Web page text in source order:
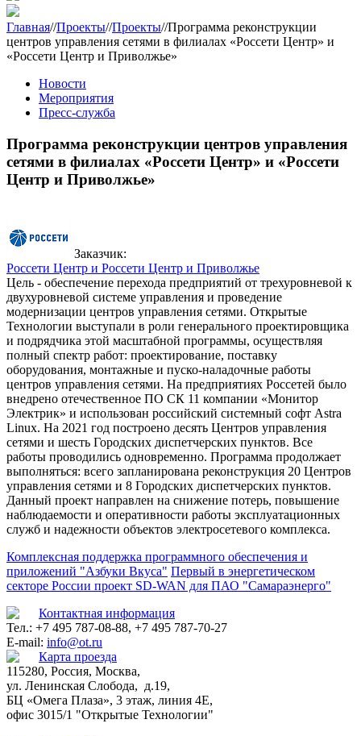
Главная//Проекты//Проекты//Программа реконструкции
центров управления сетями в филиалах «Россети Центр» и
«Россети Центр и Приволжье»
Новости
Мероприятия
Пресс-служба
Программа реконструкции центров управления
сетями в филиалах «Россети Центр» и «Россети
Центр и Приволжье»
Заказчик:
Россети Центр и Россети Центр и Приволжье
Цель - обеспечение перехода предприятий от трехуровневой к
двухуровневой системе управления и проведение
модернизации центров управления сетями. Открытые
Технологии выступали в роли генерального проектировщика
и подрядчика этой масштабной программы, осуществляя
полный спектр работ: проектирование, поставку
оборудования, монтажные и пуско-наладочные работы
центров управления сетями. На предприятиях Россетей было
внедрено отечественное ПО СК 11 компании «Монитор
Электрик» и использован российский системный софт Astra
Linux. На 2021 год построено десять Центров управления
сетями и шесть Городских диспетчерских пунктов. Все
работы проводились одновременно. Программа продолжает
выполняться: всего запланирована реконструкция 20 Центров
управления сетями и 8 Городских диспетчерских пунктов.
Данный проект направлен на снижение потерь, повышение
наблюдаемости и оперативности работы эксплуатационных
служб и надежности объектов электросетевого комплекса.
Комплексная поддержка программного обеспечения и
приложений "Азбуки Вкуса" Первый в энергетическом
секторе России проект SD-WAN для ПАО "Самараэнерго"
Контактная информация
Тел.: +7 495 787-08-88, +7 495 787-70-27
E-mail: info@ot.ru
Карта проезда
115280, Россия, Москва,
ул. Ленинская Слобода, д.19,
БЦ «Омега Плаза», 3 этаж, линия 4Е,
офис 3015/1 "Открытые Технологии"